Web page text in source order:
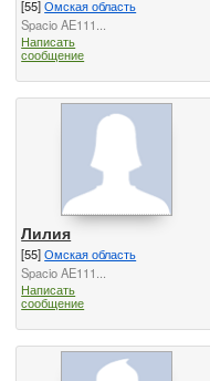
[55]Омская область
Spacio AE111...
Написать
сообщение
Лилия
[55]Омская область
Spacio AE111...
Написать
сообщение